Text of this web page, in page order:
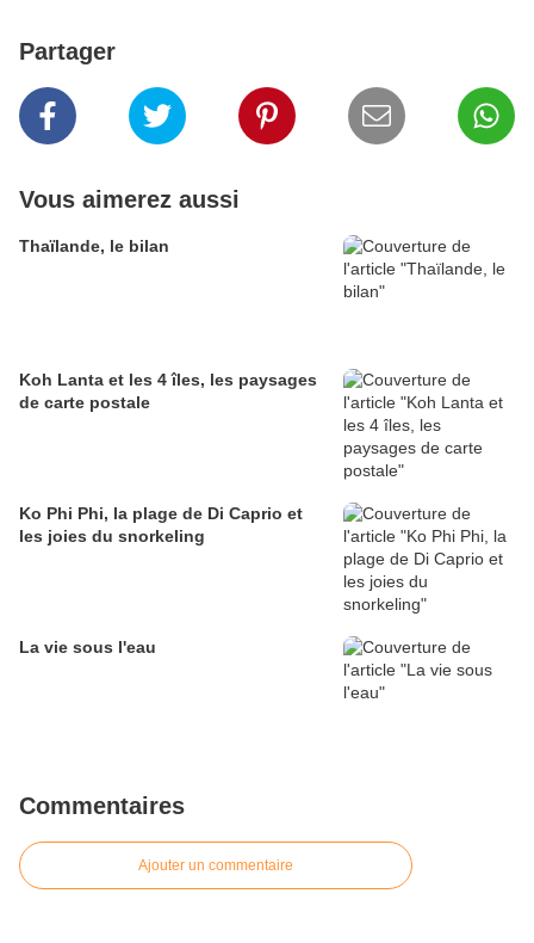
Partager
Vous aimerez aussi
Thaïlande, le bilan
Koh Lanta et les 4 îles, les paysages
de carte postale
Ko Phi Phi, la plage de Di Caprio et
les joies du snorkeling
La vie sous l'eau
Commentaires
Ajouter un commentaire